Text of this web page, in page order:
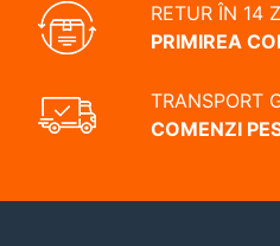
RETUR ÎN 14
PRIMIREA
TRANSPORT
COMENZI